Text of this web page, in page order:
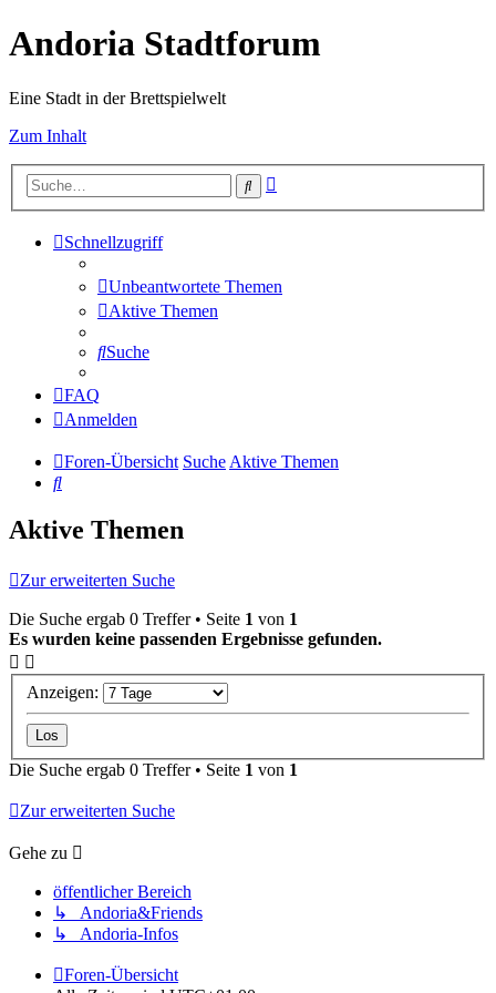
Andoria Stadtforum
Eine Stadt in der Brettspielwelt
Zum Inhalt
Suche
Schnellzugriff
Unbeantwortete Themen
Aktive Themen
Suche
FAQ
Anmelden
Foren-Übersicht SucheAktive Themen
Suche
Aktive Themen
Zur erweiterten Suche
Die Suche ergab 0 Treffer • Seite 1 von 1
Es wurden keine passenden Ergebnisse gefunden.
Anzeigen:
Die Suche ergab 0 Treffer • Seite 1 von 1
Zur erweiterten Suche
Gehe zu
öffentlicher Bereich
↳ Andoria&Friends
↳ Andoria-Infos
Foren-Übersicht